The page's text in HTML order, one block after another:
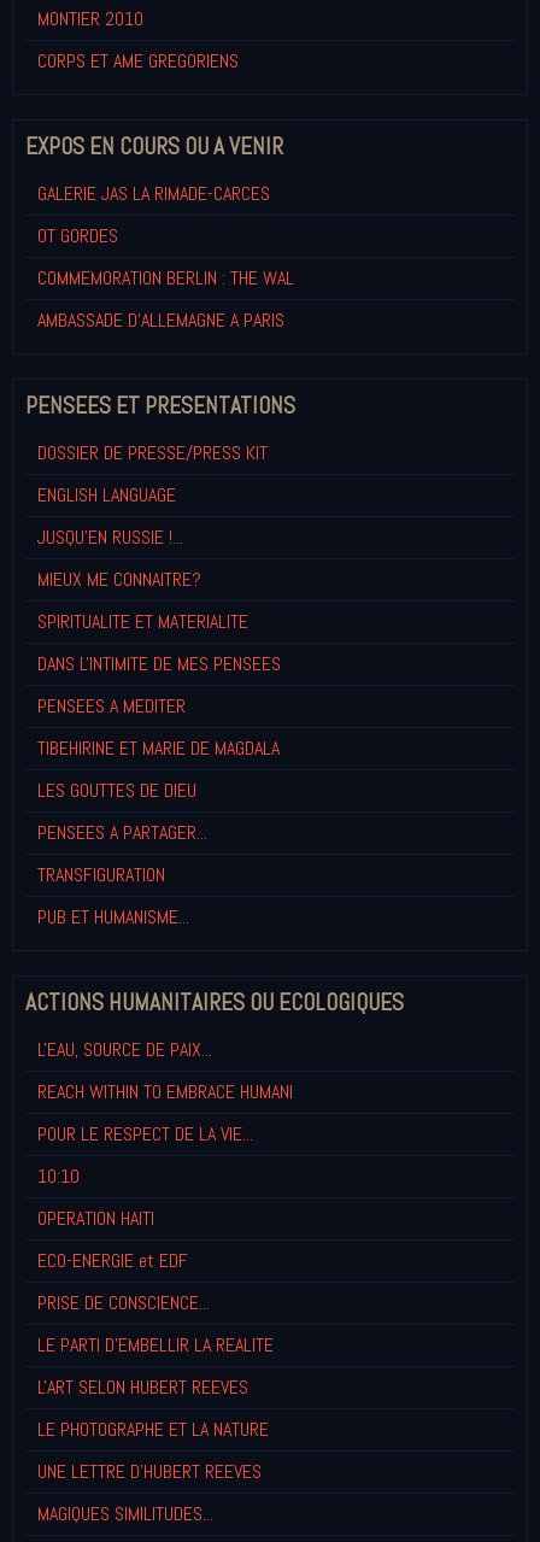
MONTIER 2010
CORPS ET AME GREGORIENS
EXPOS EN COURS OU A VENIR
GALERIE JAS LA RIMADE-CARCES
OT GORDES
COMMEMORATION BERLIN : THE WAL
AMBASSADE D'ALLEMAGNE A PARIS
PENSEES ET PRESENTATIONS
DOSSIER DE PRESSE/PRESS KIT
ENGLISH LANGUAGE
JUSQU'EN RUSSIE !...
MIEUX ME CONNAITRE?
SPIRITUALITE ET MATERIALITE
DANS L'INTIMITE DE MES PENSEES
PENSEES A MEDITER
TIBEHIRINE ET MARIE DE MAGDALA
LES GOUTTES DE DIEU
PENSEES A PARTAGER...
TRANSFIGURATION
PUB ET HUMANISME...
ACTIONS HUMANITAIRES OU ECOLOGIQUES
L'EAU, SOURCE DE PAIX...
REACH WITHIN TO EMBRACE HUMANI
POUR LE RESPECT DE LA VIE...
10:10
OPERATION HAITI
ECO-ENERGIE et EDF
PRISE DE CONSCIENCE...
LE PARTI D'EMBELLIR LA REALITE
L'ART SELON HUBERT REEVES
LE PHOTOGRAPHE ET LA NATURE
UNE LETTRE D'HUBERT REEVES
MAGIQUES SIMILITUDES...